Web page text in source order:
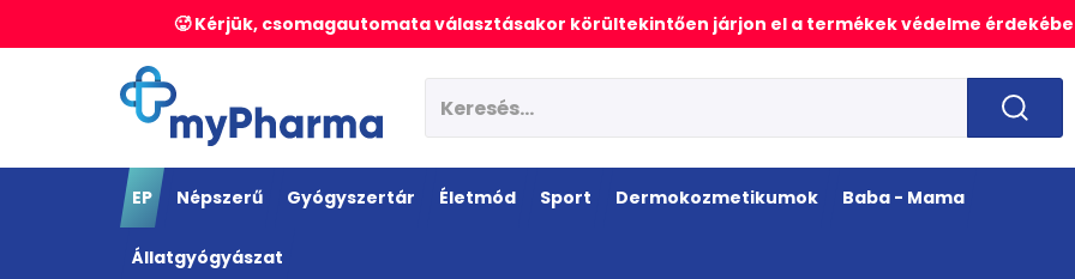
🥵 Kérjük, csomagautomata választásakor körültekintően járjon el a termékek védelme
EP Népszerű Gyógyszertár Életmód Sport Dermokozmetikumok Baba - Mama
Állatgyógyászat